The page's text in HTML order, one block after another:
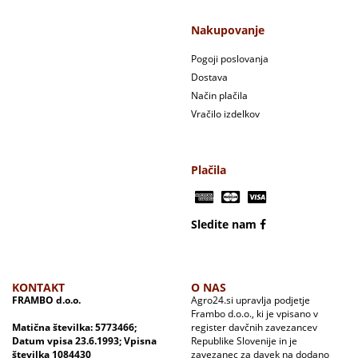
Nakupovanje
Pogoji poslovanja
Dostava
Način plačila
Vračilo izdelkov
Plačila
Sledite nam
KONTAKT
FRAMBO d.o.o.
Matična številka: 5773466;
Datum vpisa 23.6.1993; Vpisna
številka 1084430
O NAS
Agro24.si upravlja podjetje
Frambo d.o.o., ki je vpisano v
register davčnih zavezancev
Republike Slovenije in je
zavezanec za davek na dodano